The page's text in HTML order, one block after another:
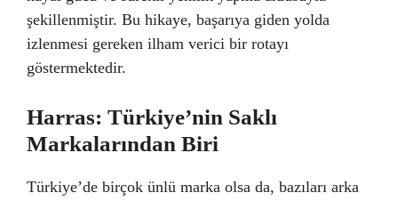
şekillenmiştir. Bu hikaye, başarıya giden yolda
izlenmesi gereken ilham verici bir rotayı
göstermektedir.
Harras: Türkiye’nin Saklı
Markalarından Biri
Türkiye’de birçok ünlü marka olsa da, bazıları arka